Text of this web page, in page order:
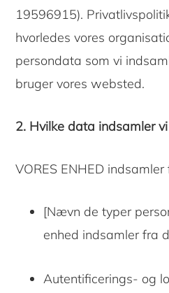
19596915).
hvorledes vores
persondata som vi
bruger vores websted.
2. Hvilke data indsamler vi
VORES ENHED
[Nævn de typer
enhed indsamler fra
Autentificerings- og